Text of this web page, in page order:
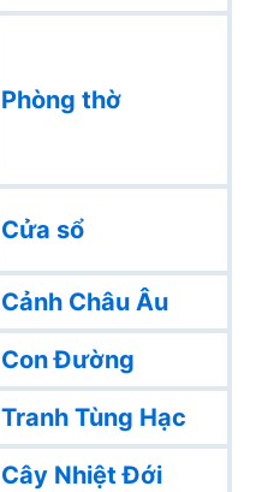
Phòng thờ
Cửa sổ
Cảnh Châu Âu
Con Đường
Tranh Tùng Hạc
Cây Nhiệt Đới